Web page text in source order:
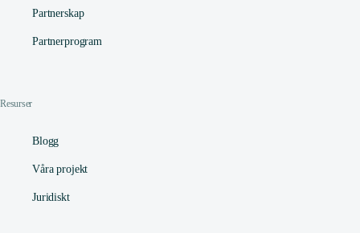
Partnerskap
Partnerprogram
Resurser
Blogg
Våra projekt
Juridiskt